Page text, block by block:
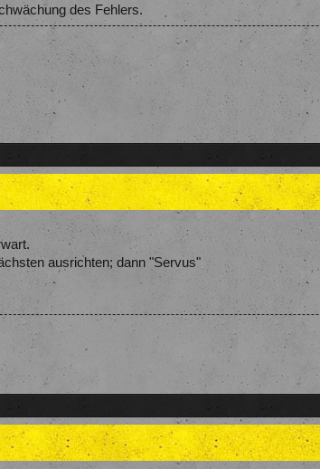
des Fehlers.
ausrichten; dann "Servus"